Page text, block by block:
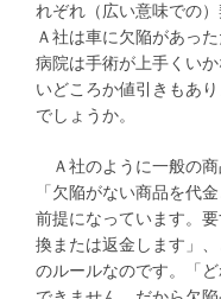
れぞれ（広い意味での
Ａ社は車に欠陥があっ
病院は手術が上手くい
いどころか値引きもあ
でしょうか。
Ａ社のように一般の商
「欠陥がない商品を代
前提になっています。
換または返金します」
のルールなのです。「